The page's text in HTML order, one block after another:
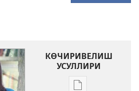
КӨЧИРИВЕЛИШ
УСУЛЛИРИ